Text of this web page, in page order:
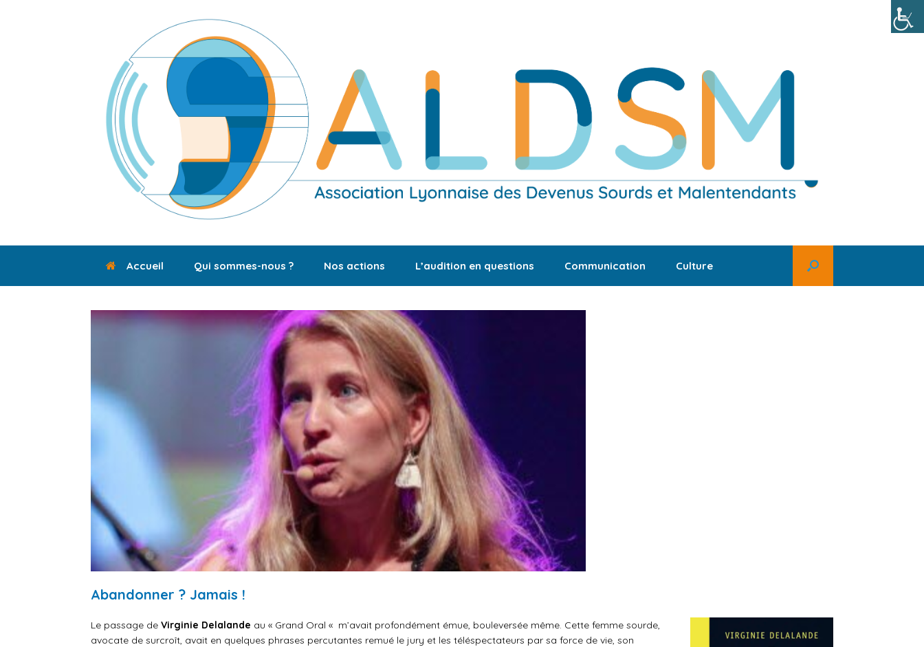
Accueil Qui sommes-nous ? Nos actions L’audition en questions Communication Culture
Abandonner ? Jamais !
Le passage de Virginie Delalande au « Grand Oral « m’avait profondément émue, bouleversée même. Cette femme sourde,
avocate de surcroît, avait en quelques phrases percutantes remué le jury et les téléspectateurs par sa force de vie, son